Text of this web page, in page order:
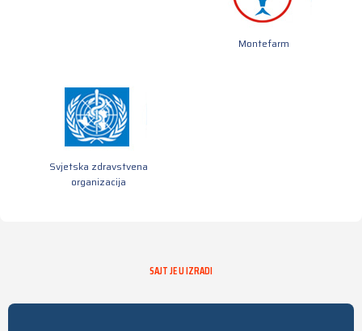
Montefarm
Svjetska zdravstvena
organizacija
SAJT JE U IZRADI